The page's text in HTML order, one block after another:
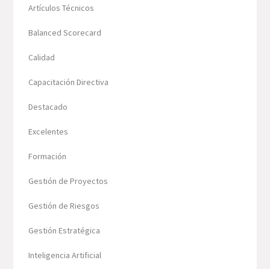
Artículos Técnicos
Balanced Scorecard
Calidad
Capacitación Directiva
Destacado
Excelentes
Formación
Gestión de Proyectos
Gestión de Riesgos
Gestión Estratégica
Inteligencia Artificial